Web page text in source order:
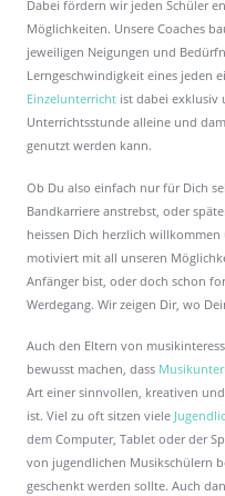
Dabei fördern wir jeden Schüler
Möglichkeiten. Unsere Coaches
jeweiligen Neigungen und
Lerngeschwindigkeit eines jeden
Einzelunterrichtist dabei exklusiv
Unterrichtsstunde alleine und
genutzt werden kann.
Ob Du also einfach nur für Dich
Bandkarriere anstrebst, oder
heissen Dich herzlich
motiviert mit all unseren
Anfänger bist, oder doch schon
Werdegang. Wir zeigen Dir, wo
Auch den Eltern von
bewusst machen, dass
Art einer sinnvollen, kreativen
ist. Viel zu oft sitzen viele
dem Computer, Tablet oder der
von jugendlichen Musikschülern
geschenkt werden sollte. Auch